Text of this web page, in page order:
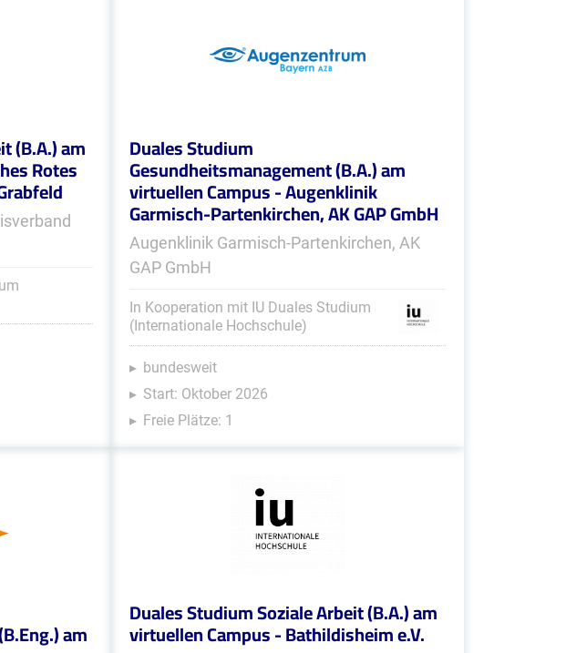
(B.A.) am
Rotes
Duales Studium
Gesundheitsmanagement (B.A.) am
virtuellen Campus - Augenklinik
Garmisch-Partenkirchen, AK GAP GmbH
Augenklinik Garmisch-Partenkirchen, AK
GAP GmbH
In Kooperation mit IU Duales Studium
(Internationale Hochschule)
bundesweit
Start: Oktober 2026
Freie Plätze: 1
am
Duales Studium Soziale Arbeit (B.A.) am
virtuellen Campus - Bathildisheim e.V.